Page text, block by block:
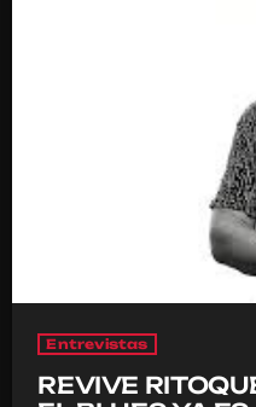
Entrevistas
REVIVE